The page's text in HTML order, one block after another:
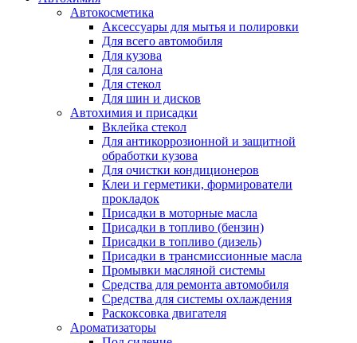
Автокосметика
Аксессуары для мытья и полировки
Для всего автомобиля
Для кузова
Для салона
Для стекол
Для шин и дисков
Автохимия и присадки
Вклейка стекол
Для антикоррозионной и защитной
обработки кузова
Для очистки кондиционеров
Клеи и герметики, формирователи
прокладок
Присадки в моторные масла
Присадки в топливо (бензин)
Присадки в топливо (дизель)
Присадки в трансмиссионные масла
Промывки масляной системы
Средства для ремонта автомобиля
Средства для системы охлаждения
Раскоксовка двигателя
Ароматизаторы